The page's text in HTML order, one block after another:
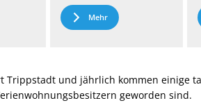
Mehr
und jährlich kommen einige
geworden sind.